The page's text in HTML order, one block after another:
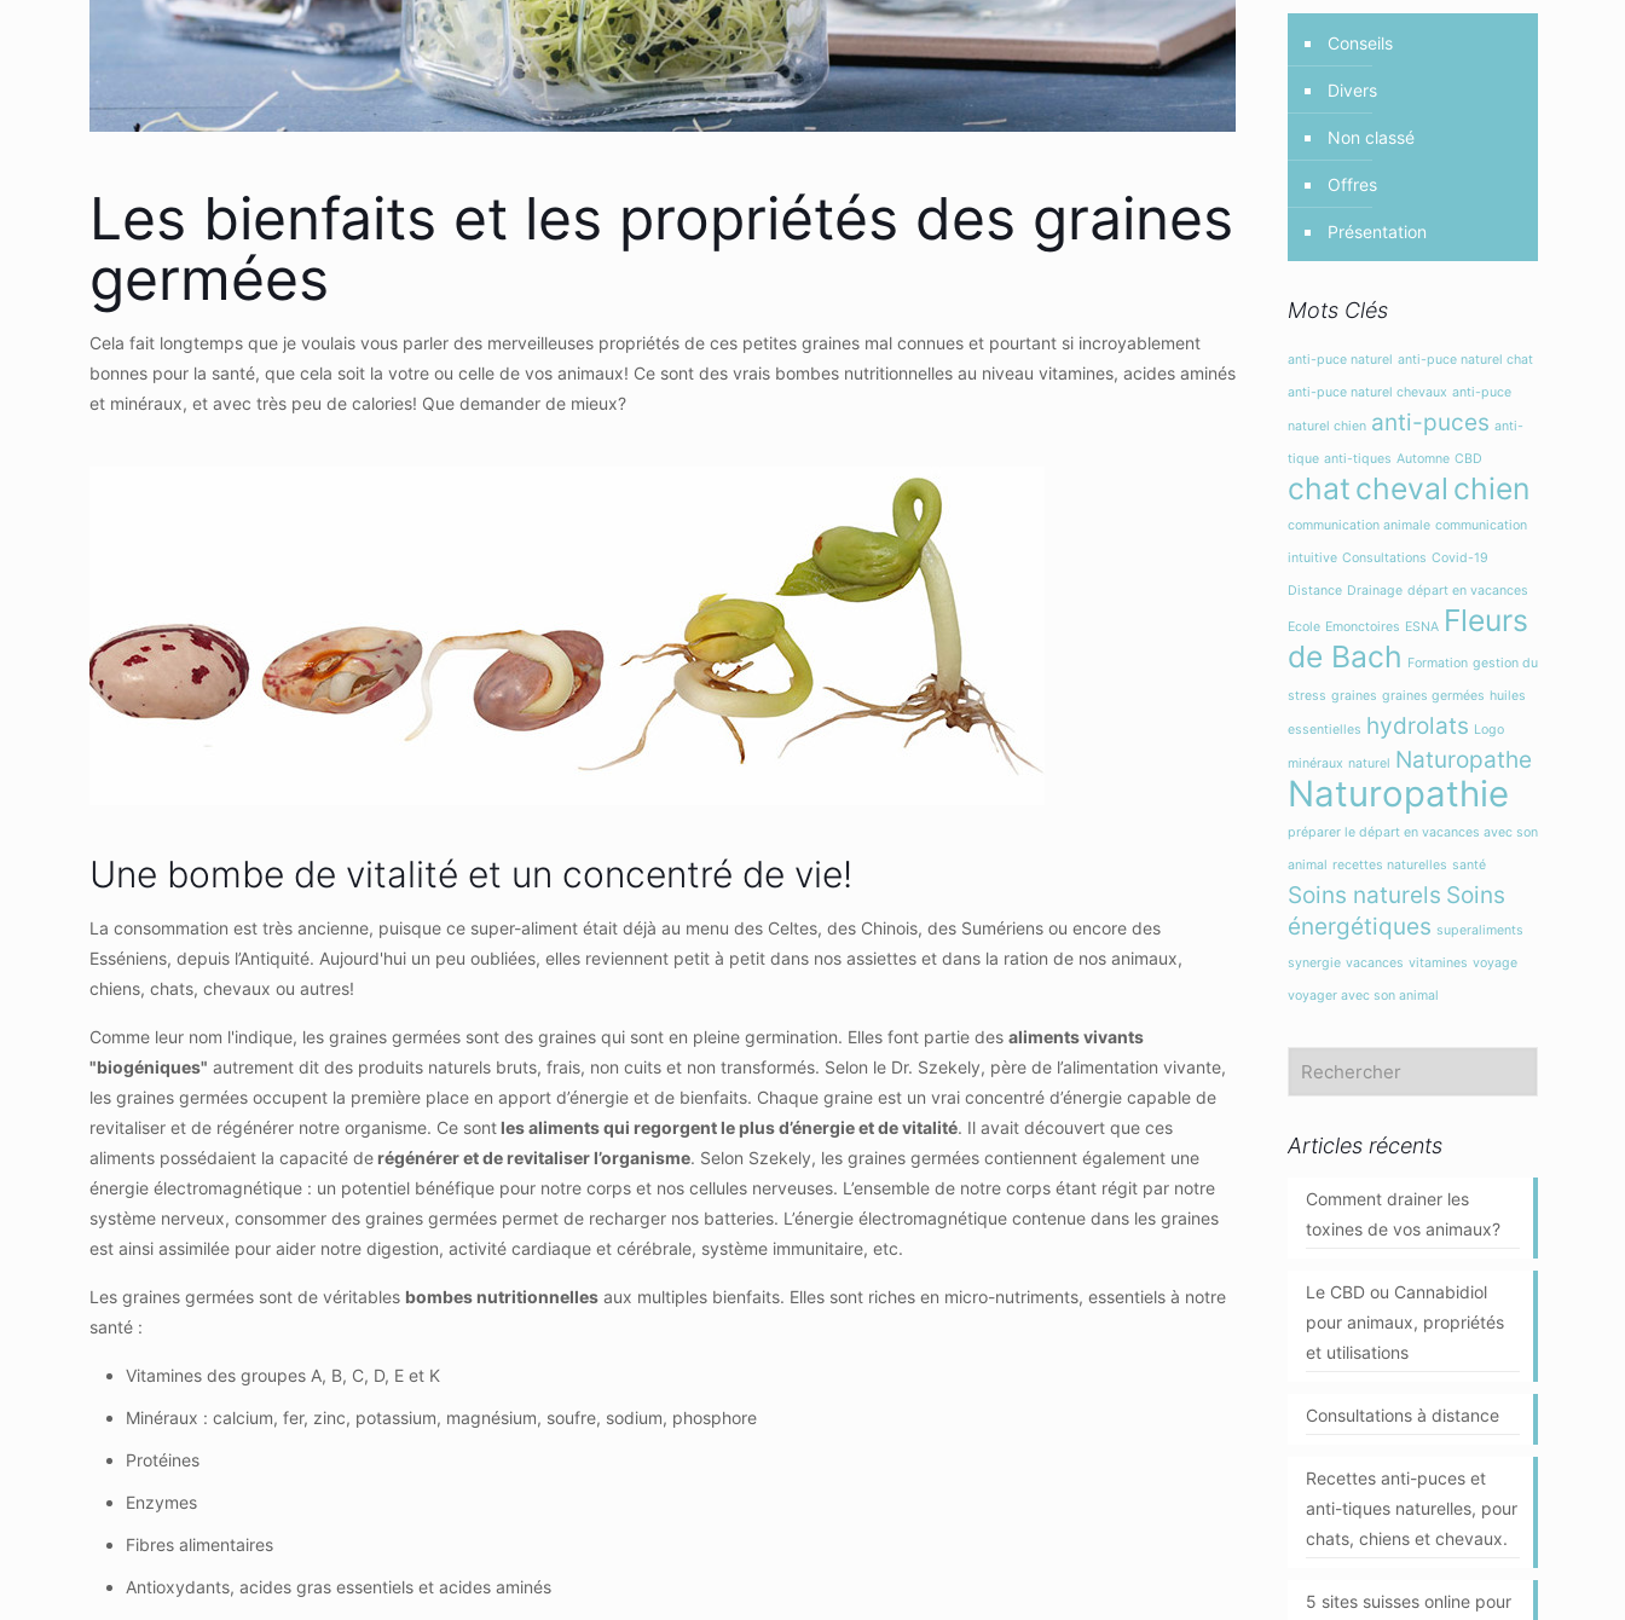
Les bienfaits et les propriétés des graines
germées
Cela fait longtemps que je voulais vous parler des merveilleuses propriétés de ces petites graines mal connues et pourtant si incroyablement
bonnes pour la santé, que cela soit la votre ou celle de vos animaux! Ce sont des vrais bombes nutritionnelles au niveau vitamines, acides aminés
et minéraux, et avec très peu de calories! Que demander de mieux?
Une bombe de vitalité et un concentré de vie!
La consommation est très ancienne, puisque ce super-aliment était déjà au menu des Celtes, des Chinois, des Sumériens ou encore des
Esséniens, depuis l’Antiquité. Aujourd'hui un peu oubliées, elles reviennent petit à petit dans nos assiettes et dans la ration de nos animaux,
chiens, chats, chevaux ou autres!
Comme leur nom l'indique, les graines germées sont des graines qui sont en pleine germination. Elles font partie des aliments vivants
"biogéniques" autrement dit des produits naturels bruts, frais, non cuits et non transformés. Selon le Dr. Szekely, père de l’alimentation vivante,
les graines germées occupent la première place en apport d’énergie et de bienfaits. Chaque graine est un vrai concentré d’énergie capable de
revitaliser et de régénérer notre organisme. Ce sontles aliments qui regorgent le plus d’énergie et de vitalité. Il avait découvert que ces
aliments possédaient la capacité derégénérer et de revitaliser l’organisme. Selon Szekely, les graines germées contiennent également une
énergie électromagnétique : un potentiel bénéfique pour notre corps et nos cellules nerveuses. L’ensemble de notre corps étant régit par notre
système nerveux, consommer des graines germées permet de recharger nos batteries. L’énergie électromagnétique contenue dans les graines
est ainsi assimilée pour aider notre digestion, activité cardiaque et cérébrale, système immunitaire, etc.
Les graines germées sont de véritables bombes nutritionnelles aux multiples bienfaits. Elles sont riches en micro-nutriments, essentiels à notre
santé :
Vitamines des groupes A, B, C, D, E et K
Minéraux : calcium, fer, zinc, potassium, magnésium, soufre, sodium, phosphore
Protéines
Enzymes
Fibres alimentaires
Antioxydants, acides gras essentiels et acides aminés
Conseils
Divers
Non classé
Offres
Présentation
Mots Clés
anti-puce naturel anti-puce naturel chat
anti-puce naturel chevaux anti-puce
naturel chien anti-puces anti-
tique anti-tiques Automne CBD
chat cheval chien
communication animale communication
intuitive Consultations Covid-19
Distance Drainage départ en vacances
Ecole Emonctoires ESNA Fleurs
de Bach Formation gestion du
stress graines graines germées huiles
essentielles hydrolats Logo
minéraux naturel Naturopathe
Naturopathie
préparer le départ en vacances avec son
animal recettes naturelles santé
Soins naturels Soins
énergétiques superaliments
synergie vacances vitamines voyage
voyager avec son animal
Articles récents
Comment drainer les
toxines de vos animaux?
Le CBD ou Cannabidiol
pour animaux, propriétés
et utilisations
Consultations à distance
Recettes anti-puces et
anti-tiques naturelles, pour
chats, chiens et chevaux.
5 sites suisses online pour